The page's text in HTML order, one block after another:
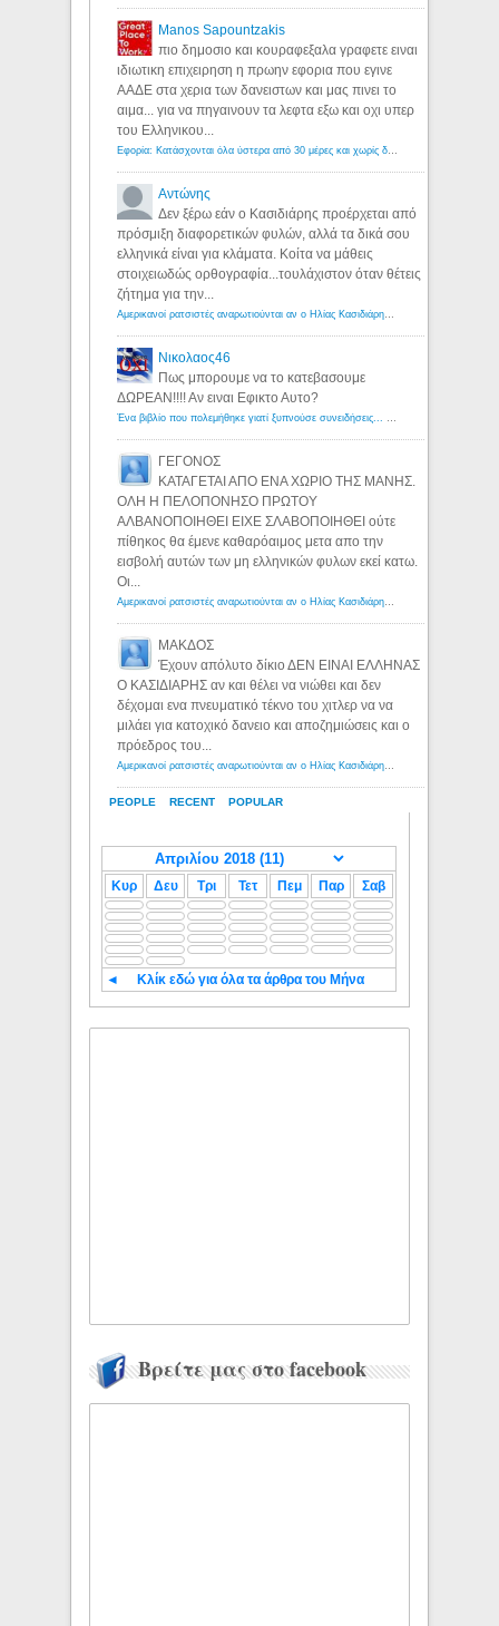
PEOPLE RECENT POPULAR
Manos Sapountzakis
πιο δημοσιο και κουραφεξαλα γραφετε ειναι
ιδιωτικη επιχειρηση η πρωην εφορια που εγινε
ΑΑΔΕ στα χερια των δανειστων και μας πινει το
αιμα... για να πηγαινουν τα λεφτα εξω και οχι υπερ
του Ελληνικου...
Εφορία: Κατάσχονται όλα ύστερα από 30 μέρες και χωρίς δικαστικές αποφάσεις - Λόγιος Ερμής
Αντώνης
Δεν ξέρω εάν ο Κασιδιάρης προέρχεται από
πρόσμιξη διαφορετικών φυλών, αλλά τα δικά σου
ελληνικά είναι για κλάματα. Κοίτα να μάθεις
στοιχειωδώς ορθογραφία...τουλάχιστον όταν θέτεις
ζήτημα για την...
Αμερικανοί ρατσιστές αναρωτιούνται αν ο Ηλίας Κασιδιάρης ανήκει στη λευκή φυλή... - Λόγιος Ερμής
Νικολαος46
Πως μπορουμε να το κατεβασουμε
ΔΩΡΕΑΝ!!!! Αν ειναι Εφικτο Αυτο?
Ένα βιβλίο που πολεμήθηκε γιατί ξυπνούσε συνειδήσεις... - Λόγιος Ερμής | Η γνώση ξεκινάει με την αναζήτηση...
ΓΕΓΟΝΟΣ
ΚΑΤΑΓΕΤΑΙ ΑΠΟ ΕΝΑ ΧΩΡΙΟ ΤΗΣ ΜΑΝΗΣ.
ΟΛΗ Η ΠΕΛΟΠΟΝΗΣΟ ΠΡΩΤΟΥ
ΑΛΒΑΝΟΠΟΙΗΘΕΙ ΕΙΧΕ ΣΛΑΒΟΠΟΙΗΘΕΙ ούτε
πίθηκος θα έμενε καθαρόαιμος μετα απο την
εισβολή αυτών των μη ελληνικών φυλων εκεί κατω.
Οι...
Αμερικανοί ρατσιστές αναρωτιούνται αν ο Ηλίας Κασιδιάρης ανήκει στη λευκή φυλή... - Λόγιος Ερμής
ΜΑΚΔΟΣ
Έχουν απόλυτο δίκιο ΔΕΝ ΕΙΝΑΙ ΕΛΛΗΝΑΣ
Ο ΚΑΣΙΔΙΑΡΗΣ αν και θέλει να νιώθει και δεν
δέχομαι ενα πνευματικό τέκνο του χιτλερ να να
μιλάει για κατοχικό δανειο και αποζημιώσεις και ο
πρόεδρος του...
Αμερικανοί ρατσιστές αναρωτιούνται αν ο Ηλίας Κασιδιάρης ανήκει στη λευκή φυλή... - Λόγιος Ερμής
Κυρ Δευ Τρι Τετ Πεμ Παρ Σαβ
◄ Κλίκ εδώ για όλα τα άρθρα του Μήνα
Βρείτε μας στο facebook